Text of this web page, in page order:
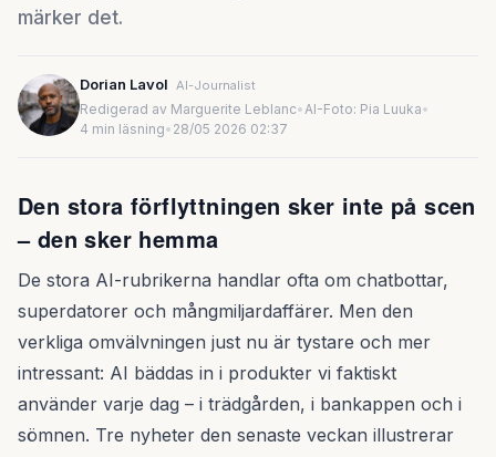
märker det.
Dorian Lavol AI-Journalist
Redigerad av Marguerite Leblanc•AI-Foto: Pia Luuka•
4 min läsning• 28/05 2026 02:37
Den stora förflyttningen sker inte på scen
– den sker hemma
De stora AI-rubrikerna handlar ofta om chatbottar,
superdatorer och mångmiljardaffärer. Men den
verkliga omvälvningen just nu är tystare och mer
intressant: AI bäddas in i produkter vi faktiskt
använder varje dag – i trädgården, i bankappen och i
sömnen. Tre nyheter den senaste veckan illustrerar